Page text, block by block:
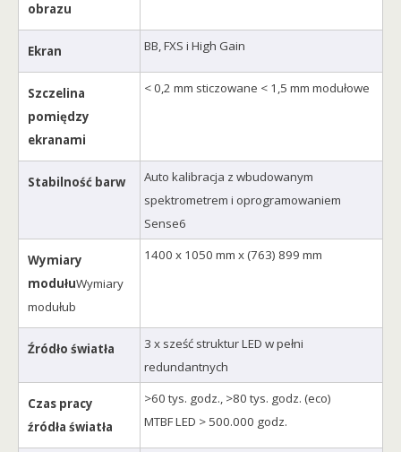
obrazu
Ekran BB, FXS i High Gain
Szczelina
pomiędzy
ekranami
< 0,2 mm sticzowane < 1,5 mm modułowe
Stabilność barw
Auto kalibracja z wbudowanym
spektrometrem i oprogramowaniem
Sense6
Wymiary
modułuWymiary
modułub
1400 x 1050 mm x (763) 899 mm
Źródło światła
3 x sześć struktur LED w pełni
redundantnych
Czas pracy
źródła światła
>60 tys. godz., >80 tys. godz. (eco)
MTBF LED > 500.000 godz.